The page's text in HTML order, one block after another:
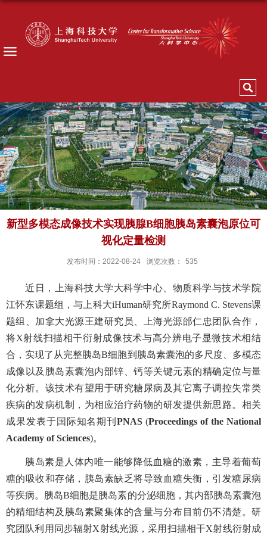
新型多模态成像技术实现胰腺B细胞胰岛素囊泡原位可
视化定量检测
发布时间：2022-08-24 浏览次数： 535
近日，上海科技大学大科学中心
物质科学与技术学院
江怀东课题组 ，与 上科大iHuman研究所Raymond C. Stevens课
题组
、加拿大光源王建研究员 、上海光源邰仁忠 团队合作 ，
将X射线扫描相干衍射成像技术与高分辨电子显微技术相结
合， 实现了从完整胰岛B细胞到 胰岛素囊泡的多尺度、多模态
成像以及胰岛素囊泡内部锌 、钙等关键元素的精确定位与量
化分析。 该技术有望用于研究糖尿病及其它离子调控失常类
疾病的发病机制， 为相应治疗药物的研发提供新思路。 相关
成果发表于国际知名期刊PNAS (Proceedings of the National
Academy of Sciences)。
胰岛素是 人 体内唯一能够降低血糖的激素，主导着葡萄
糖的吸收和存储，胰岛素缺乏将导致血糖失衡， 引发糖尿病
等疾病。胰岛B细胞是胰岛素的分泌细胞， 其内部胰岛素囊泡
的精细结构及胰岛素聚集体的含量与分布 目前仍不清楚。研
究团队利用同步辐射X射线光源，采用扫描相干X射线衍射成